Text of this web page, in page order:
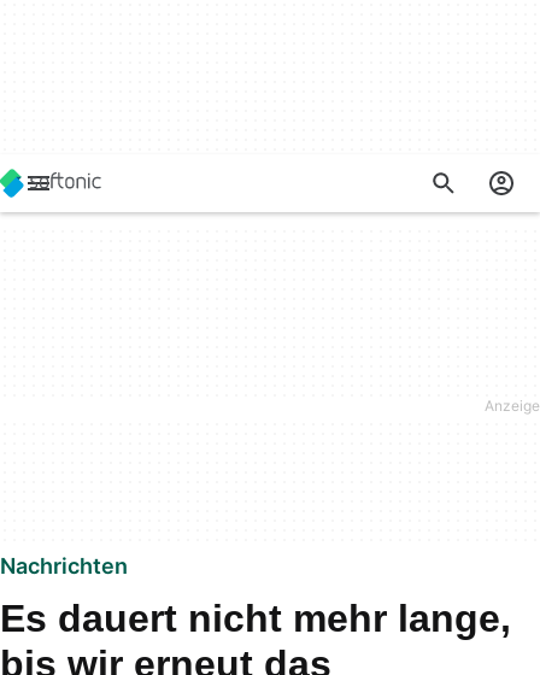
Nachrichten
Es dauert nicht mehr lange,
bis wir erneut das